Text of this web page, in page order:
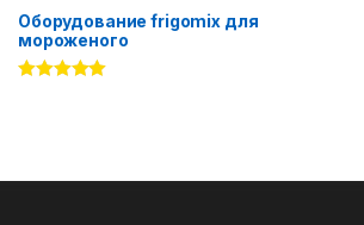
Оборудование frigomix для
мороженого